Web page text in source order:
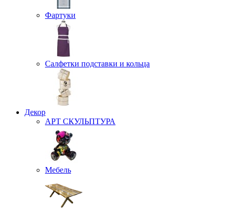
Фартуки
Салфетки подставки и кольца
Декор
АРТ СКУЛЬПТУРА
Мебель